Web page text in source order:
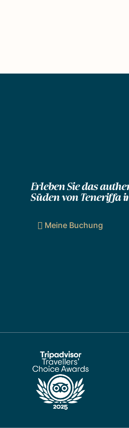
Erleben Sie das
Süden von Teneriffa
Meine Buchung